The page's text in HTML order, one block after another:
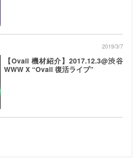
【Ovall 機材紹介】2017.12.3@渋谷
WWW X “Ovall 復活ライブ”
2019/3/7